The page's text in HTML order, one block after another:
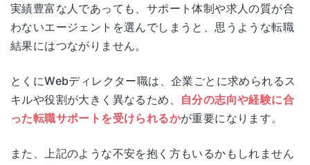
実績豊富な人であっても、サポート体制や求人の質が合
わないエージェントを選んでしまうと、思うような転職
結果にはつながりません。
とくにWebディレクター職は、企業ごとに求められるス
キルや役割が大きく異なるため、 自分の志向や経験に合
った転職サポートを受けられるかが重要になります。
また、上記のような不安を抱く方もいるかもしれません